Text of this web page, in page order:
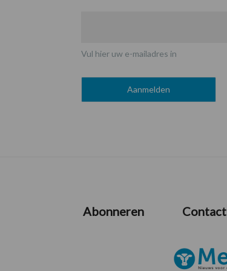
Vul hier uw e-mailadres in
Abonneren Contact